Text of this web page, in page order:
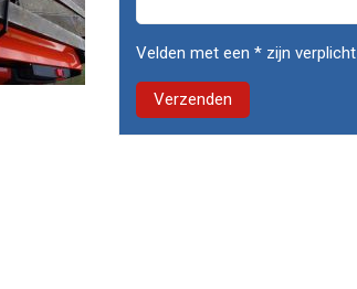
Velden met een * zijn verplicht